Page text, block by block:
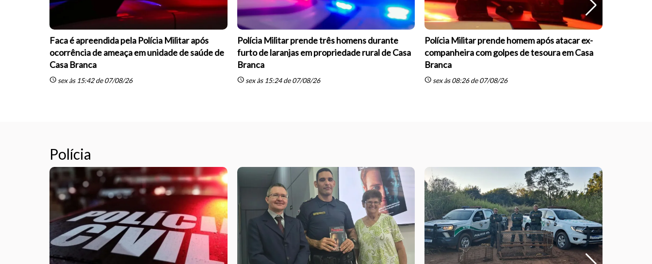
Faca é apreendida pela Polícia Militar após
ocorrência de ameaça em unidade de saúde de
Casa Branca
schedule sex às 15:42 de 07/08/26
Polícia Militar prende três homens durante
furto de laranjas em propriedade rural de Casa
Branca
schedulesex às 15:24 de 07/08/26
Polícia Militar prende homem após atacar ex-
companheira com golpes de tesoura em Casa
Branca
schedule sex às 08:26 de 07/08/26
Polícia